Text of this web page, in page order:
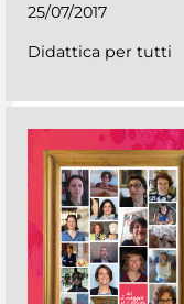
25/07/2017
Didattica per tutti